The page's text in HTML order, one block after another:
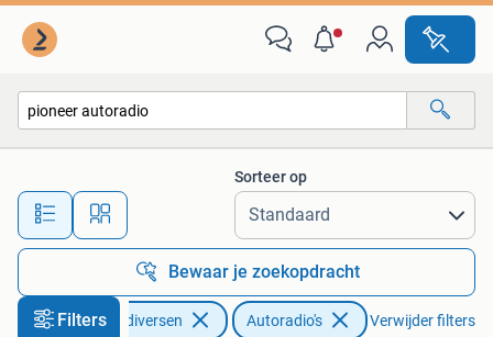
Alle afstanden…
Sorteer op
Bewaar je zoekopdracht
FiltersAuto diversen Autoradio's Verwijder filters